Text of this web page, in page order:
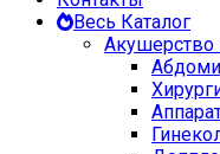
Весь Каталог
Акушерство